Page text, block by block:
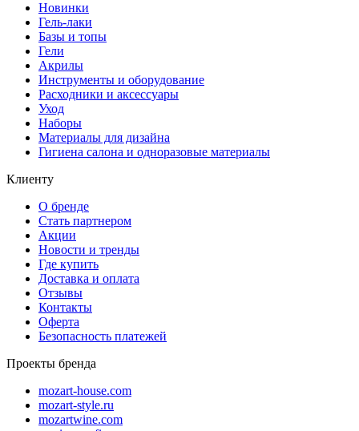
Новинки
Гель-лаки
Базы и топы
Гели
Акрилы
Инструменты и оборудование
Расходники и аксессуары
Уход
Наборы
Материалы для дизайна
Гигиена салона и одноразовые материалы
Клиенту
О бренде
Стать партнером
Акции
Новости и тренды
Где купить
Доставка и оплата
Отзывы
Контакты
Оферта
Безопасность платежей
Проекты бренда
mozart-house.com
mozart-style.ru
mozartwine.com